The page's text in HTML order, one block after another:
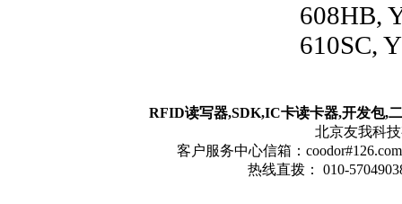
608HB,
610SC,
RFID读写器,SDK,IC卡读卡器,开发包,
北京友我科
客户服务中心信箱：
热线直拨： 010-